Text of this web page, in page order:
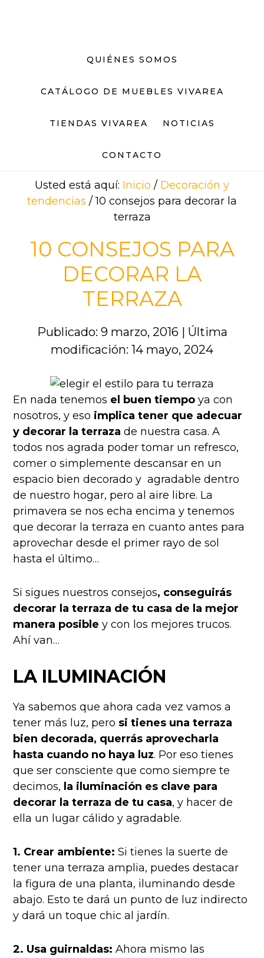
QUIÉNES SOMOS
CATÁLOGO DE MUEBLES VIVAREA
TIENDAS VIVAREA NOTICIAS
CONTACTO
Usted está aquí: Inicio / Decoración y
tendencias /10 consejos para decorar la
terraza
10 CONSEJOS PARA
DECORAR LA
TERRAZA
Publicado: 9 marzo, 2016| Última
modificación: 14 mayo, 2024
En nada tenemos el buen tiempo ya con
nosotros, y eso implica tener que adecuar
y decorar la terraza de nuestra casa. A
todos nos agrada poder tomar un refresco,
comer o simplemente descansar en un
espacio bien decorado y agradable dentro
de nuestro hogar, pero al aire libre. La
primavera se nos echa encima y tenemos
que decorar la terraza en cuanto antes para
aprovechar desde el primer rayo de sol
hasta el último…
Si sigues nuestros consejos, conseguirás
decorar la terraza de tu casa de la mejor
manera posible y con los mejores trucos.
Ahí van…
LA ILUMINACIÓN
Ya sabemos que ahora cada vez vamos a
tener más luz, pero si tienes una terraza
bien decorada, querrás aprovecharla
hasta cuando no haya luz. Por eso tienes
que ser consciente que como siempre te
decimos, la iluminación es clave para
decorar la terraza de tu casa, y hacer de
ella un lugar cálido y agradable.
1. Crear ambiente: Si tienes la suerte de
tener una terraza amplia, puedes destacar
la figura de una planta, iluminando desde
abajo. Esto te dará un punto de luz indirecto
y dará un toque chic al jardín.
2. Usa guirnaldas: Ahora mismo las